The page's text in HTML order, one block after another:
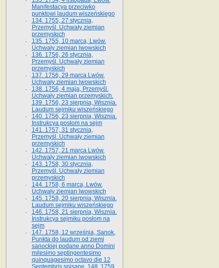
Manifestacya przeciwko
punktowi laudum wiszeńskiego
134. 1755, 27 stycznia,
Przemyśl. Uchwały ziemian
przemyskich
135. 1755, 10 marca, Lwów.
Uchwały ziemian lwowskich
136. 1756, 26 stycznia,
Przemyśl. Uchwały ziemian
przemyskich
137. 1756, 29 marca Lwów.
Uchwały ziemian lwowskich
138. 1756, 4 maja, Przemyśl.
Uchwały ziemian przemyskich.
139. 1756, 23 sierpnia, Wisznia.
Laudum sejmiku wiszeńskiego
140. 1756, 23 sierpnia, Wisznia.
Instrukcya posłom na sejm
141. 1757, 31 stycznia,
Przemyśl. Uchwały ziemian
przemyskich
142. 1757, 21 marca Lwów.
Uchwały ziemian lwowskich
143. 1758, 30 stycznia,
Przemyśl. Uchwały ziemian
przemyskich
144. 1758, 6 marca, Lwów.
Uchwały ziemian lwowskich
145. 1758, 20 sierpnia, Wisznia.
Laudum sejmiku wiszeńskiego
146. 1758, 21 sierpnia, Wisznia.
Instrukcya sejmiku posłom na
sejm
147. 1758, 12 września, Sanok.
Punkta do laudum od ziemi
sanockiej podane anno Domini
milesimo septingentesimo
quinquagesimo octavo die 12
Septembris spisane. 148. 1759,